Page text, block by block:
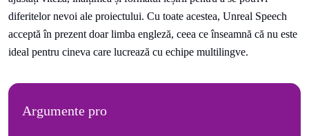
diferitelor nevoi ale proiectului. Cu toate acestea, Unreal Speech
acceptă în prezent doar limba engleză, ceea ce înseamnă că nu este
ideal pentru cineva care lucrează cu echipe multilingve.
Argumente pro